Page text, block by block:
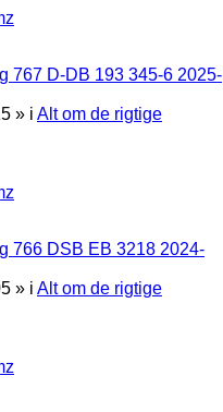
767 D-DB 193 345-6 2025-
» i Alt om de rigtige
766 DSB EB 3218 2024-
» i Alt om de rigtige